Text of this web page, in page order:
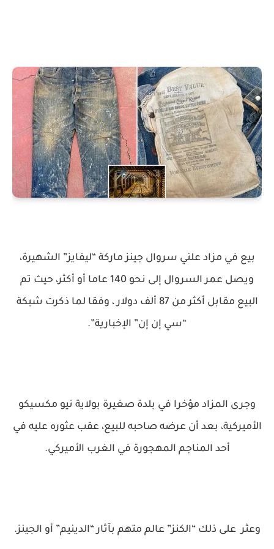
بيع في مزاد علني سروال جينز ماركة “ليفايز” الشهيرة،
ويصل عمر السروال إلى نحو 140 عاما أو أكثر، حيث تم
البيع مقابل أكثر من 87 ألف دولار ، وفقا لما ذكرت شبكة
“سي إن إن” الإخبارية”.
وجرى المزاد مؤخرا في بلدة صغيرة بولاية نيو مكسيكو
الأميركية، بعد أن عرضه صاحبه للبيع، عقب عثوره عليه في
أحد المناجم المهجورة في الغرب الأميركي.
وعثر على ذلك “الكنز” عالم متهم بآثار “الدينيم” أو الجينز.